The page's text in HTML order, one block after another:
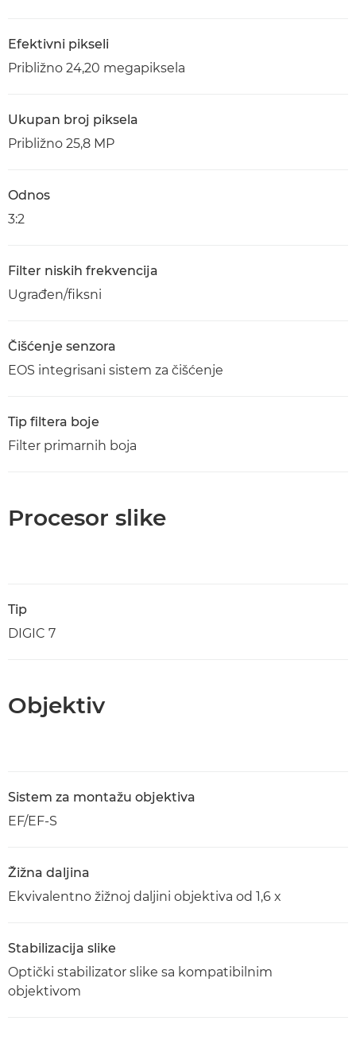
Efektivni pikseli
Približno 24,20 megapiksela
Ukupan broj piksela
Približno 25,8 MP
Odnos
3:2
Filter niskih frekvencija
Ugrađen/fiksni
Čišćenje senzora
EOS integrisani sistem za čišćenje
Tip filtera boje
Filter primarnih boja
Procesor slike
Tip
DIGIC 7
Objektiv
Sistem za montažu objektiva
EF/EF-S
Žižna daljina
Ekvivalentno žižnoj daljini objektiva od 1,6 x
Stabilizacija slike
Optički stabilizator slike sa kompatibilnim
objektivom